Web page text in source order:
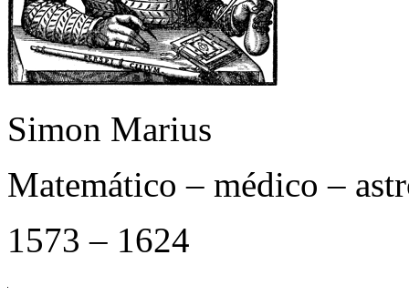
Simon Marius
Matemático – médico –
1573 – 1624